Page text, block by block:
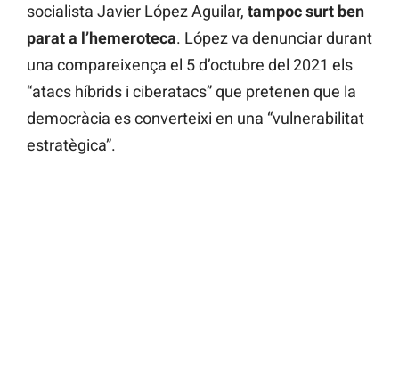
socialista Javier López Aguilar, tampoc surt ben
parat a l’hemeroteca. López va denunciar durant
una compareixença el 5 d’octubre del 2021 els
“atacs híbrids i ciberatacs” que pretenen que la
democràcia es converteixi en una “vulnerabilitat
estratègica”.